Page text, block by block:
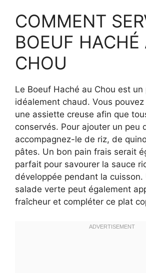
COMMENT
BOEUF HACHÉ
CHOU
Le Boeuf Haché au Chou est
idéalement chaud. Vous
une assiette creuse afin que
conservés. Pour ajouter un peu
accompagnez-le de riz, de
pâtes. Un bon pain frais serait
parfait pour savourer la sauce
développée pendant la cuisson.
salade verte peut également
fraîcheur et compléter ce plat